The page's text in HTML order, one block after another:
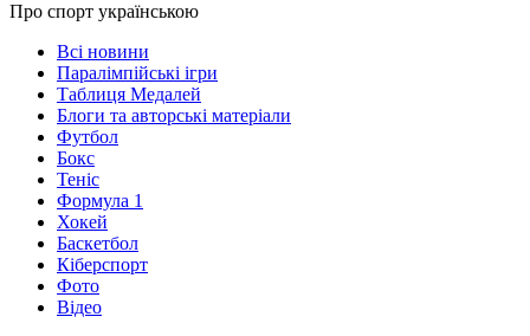
Про спорт українською
Всі новини
Паралімпійські ігри
Таблиця Медалей
Блоги та авторські матеріали
Футбол
Бокс
Теніс
Формула 1
Хокей
Баскетбол
Кіберспорт
Фото
Відео